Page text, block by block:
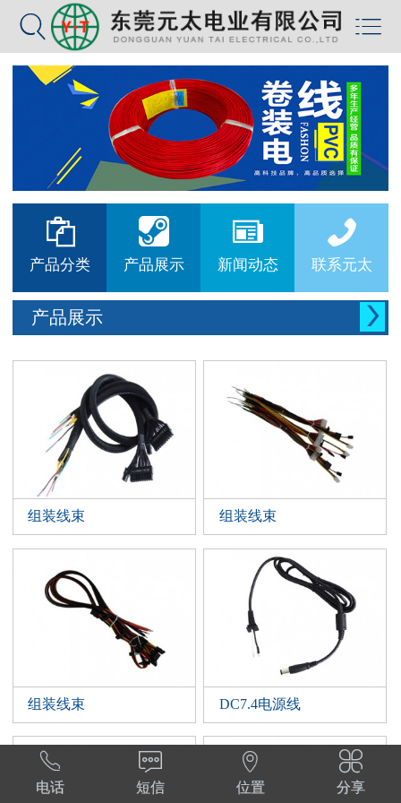



产品分类

产品展示

新闻动态

联系元太
产品展示 
组装线束 组装线束
组装线束 DC7.4电源线

电话

短信

位置

分享